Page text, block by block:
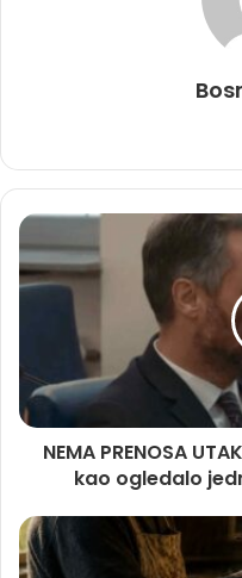
NEMA PRENOSA
kao ogledalo